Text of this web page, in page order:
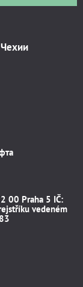
00 Praha 5 IČ:
vedeném